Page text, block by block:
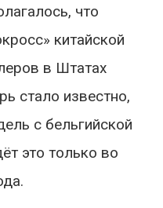
что
китайской
в Штатах
стало известно,
с бельгийской
это только во